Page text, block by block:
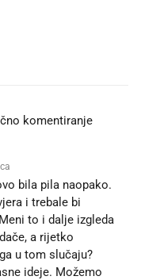
komentiranje
bila pila naopako.
i trebale bi
to i dalje izgleda
a rijetko
u tom slučaju?
ideje. Možemo